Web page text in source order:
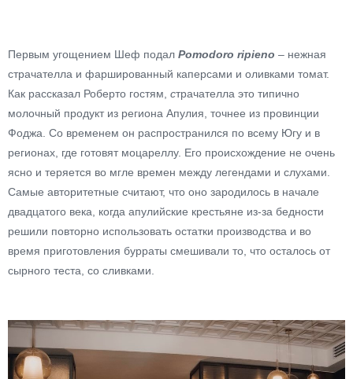
Первым угощением Шеф подал Pomodoro ripieno – нежная
страчателла и фаршированный каперсами и оливками томат.
Как рассказал Роберто гостям, страчателла это типично
молочный продукт из региона Апулия, точнее из провинции
Фоджа. Со временем он распространился по всему Югу и в
регионах, где готовят моцареллу. Его происхождение не очень
ясно и теряется во мгле времен между легендами и слухами.
Самые авторитетные считают, что оно зародилось в начале
двадцатого века, когда апулийские крестьяне из-за бедности
решили повторно использовать остатки производства и во
время приготовления бурраты смешивали то, что осталось от
сырного теста, со сливками.